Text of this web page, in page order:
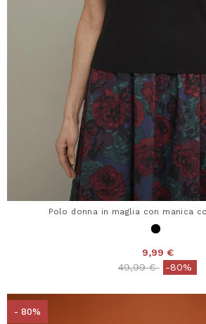
Polo donna in maglia con manica
9,99 €
Price reduced from
49,99 €to-80%
- 80%